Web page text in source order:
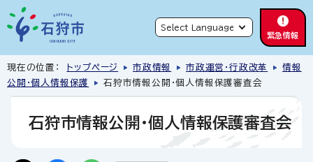
緊急情報
現在の位置： トップページ 市政情報 市政運営・行政改革
情報
公開・個人情報保護
石狩市情報公開・個人情報保護審査会
石狩市情報公開・個人情報保護審査会